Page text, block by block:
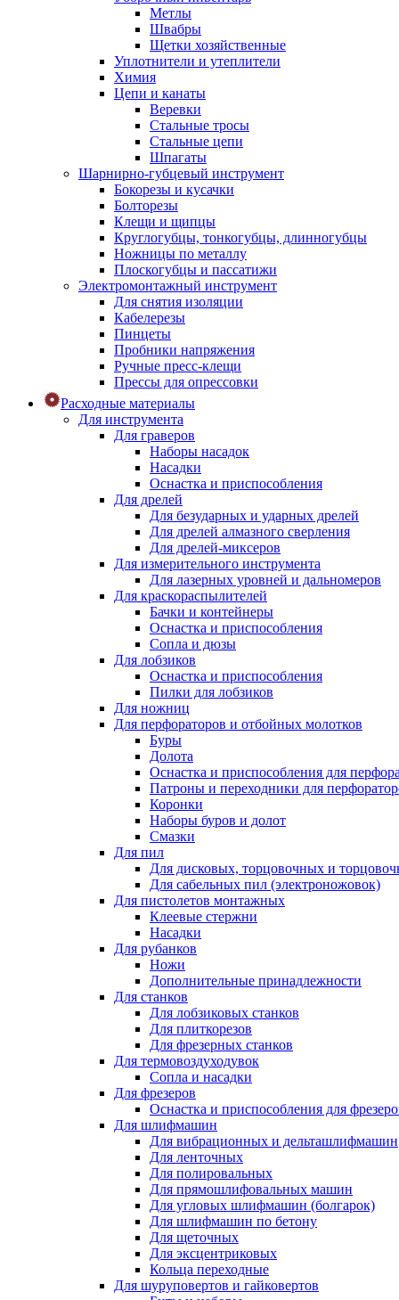
Метлы
Швабры
Щетки хозяйственные
Уплотнители и утеплители
Химия
Цепи и канаты
Веревки
Стальные тросы
Стальные цепи
Шпагаты
Шарнирно-губцевый инструмент
Бокорезы и кусачки
Болторезы
Клещи и щипцы
Круглогубцы, тонкогубцы, длинногубцы
Ножницы по металлу
Плоскогубцы и пассатижи
Электромонтажный инструмент
Для снятия изоляции
Кабелерезы
Пинцеты
Пробники напряжения
Ручные пресс-клещи
Прессы для опрессовки
Расходные материалы
Для инструмента
Для граверов
Наборы насадок
Насадки
Оснастка и приспособления
Для дрелей
Для безударных и ударных дрелей
Для дрелей алмазного сверления
Для дрелей-миксеров
Для измерительного инструмента
Для лазерных уровней и дальномеров
Для краскораспылителей
Бачки и контейнеры
Оснастка и приспособления
Сопла и дюзы
Для лобзиков
Оснастка и приспособления
Пилки для лобзиков
Для ножниц
Для перфораторов и отбойных молотков
Буры
Долота
Оснастка и приспособления для
Патроны и переходники для
Коронки
Наборы буров и долот
Смазки
Для пил
Для дисковых, торцовочных и
Для сабельных пил (электроножовок)
Для пистолетов монтажных
Клеевые стержни
Насадки
Для рубанков
Ножи
Дополнительные принадлежности
Для станков
Для лобзиковых станков
Для плиткорезов
Для фрезерных станков
Для термовоздуходувок
Сопла и насадки
Для фрезеров
Оснастка и приспособления для
Для шлифмашин
Для вибрационных и дельташлифмашин
Для ленточных
Для полировальных
Для прямошлифовальных машин
Для угловых шлифмашин (болгарок)
Для шлифмашин по бетону
Для щеточных
Для эксцентриковых
Кольца переходные
Для шуруповертов и гайковертов